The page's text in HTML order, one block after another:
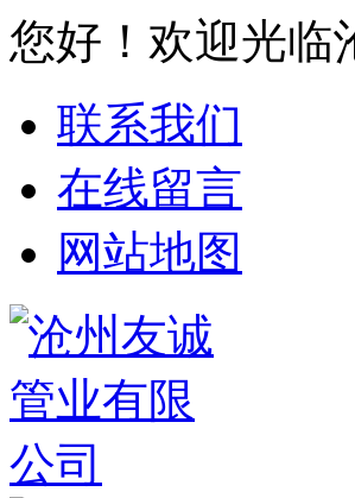
您好！欢迎光临
联系我们
在线留言
网站地图